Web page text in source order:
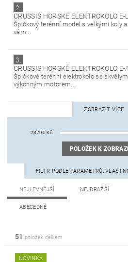
2.
CRUSSIS HORSKÉ ELEKTROKOLO
Špičkový terénní model s velkými koly
vám...
3.
CRUSSIS HORSKÉ ELEKTROKOLO
Špičkové terénní elektrokolo se
výkonným motorem...
ZOBRAZIT VÍCE
23790 Kč
POLOŽEK K
FILTR PODLE PARAMETRŮ,
NEJLEVNĚJŠÍ NEJDRAŽŠÍ
ABECEDNĚ
51 položek celkem
NOVINKA